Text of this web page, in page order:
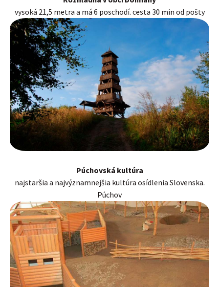
vysoká 21,5 metra a má 6 poschodí. cesta 30 min od pošty
Púchovská kultúra
najstaršia a najvýznamnejšia kultúra osídlenia Slovenska.
Púchov